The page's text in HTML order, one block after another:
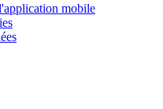
mobile